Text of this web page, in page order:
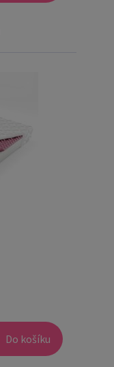
Do košíku